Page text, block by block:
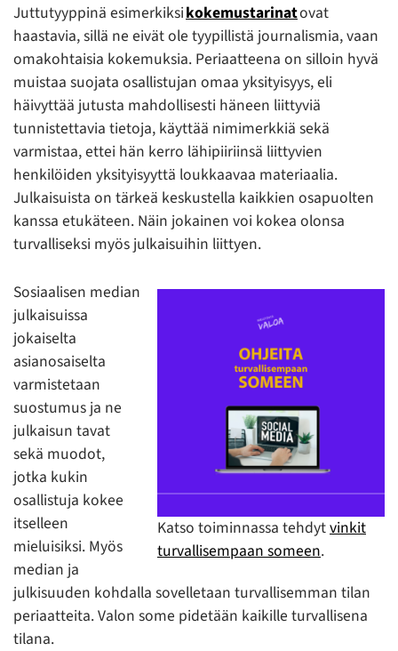
Juttutyyppinä esimerkiksikokemustarinatovat
haastavia, sillä ne eivät ole tyypillistä journalismia, vaan
omakohtaisia kokemuksia. Periaatteena on silloin hyvä
muistaa suojata osallistujan omaa yksityisyys, eli
häivyttää jutusta mahdollisesti häneen liittyviä
tunnistettavia tietoja, käyttää nimimerkkiä sekä
varmistaa, ettei hän kerro lähipiiriinsä liittyvien
henkilöiden yksityisyyttä loukkaavaa materiaalia.
Julkaisuista on tärkeä keskustella kaikkien osapuolten
kanssa etukäteen. Näin jokainen voi kokea olonsa
turvalliseksi myös julkaisuihin liittyen.
Katso toiminnassa tehdytvinkit
turvallisempaan someen.
Sosiaalisen median
julkaisuissa
jokaiselta
asianosaiselta
varmistetaan
suostumus ja ne
julkaisun tavat
sekä muodot,
jotka kukin
osallistuja kokee
itselleen
mieluisiksi. Myös
median ja
julkisuuden kohdalla sovelletaan turvallisemman tilan
periaatteita. Valon some pidetään kaikille turvallisena
tilana.